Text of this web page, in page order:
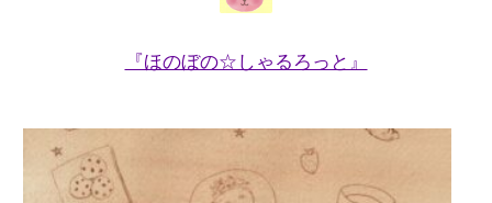
『ほのぼの☆しゃるろっと』